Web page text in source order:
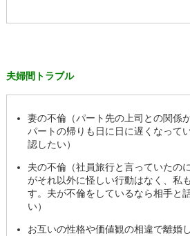
夫婦間トラブル
妻の不倫（パート先の上司との関係
パートの帰りも日に日に遅くなって
認したい）
夫の不倫（社員旅行と言っていたの
がそれ以外に怪しい行動はなく、私
す。夫が不倫をしているなら相手と
い）
お互いの性格や価値観の相違で離婚